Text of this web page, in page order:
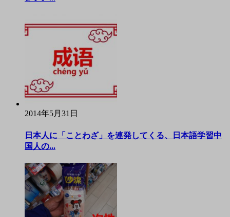
2014年5月31日
日本人に「ことわざ」を連発してくる、日本語学習中
国人の...